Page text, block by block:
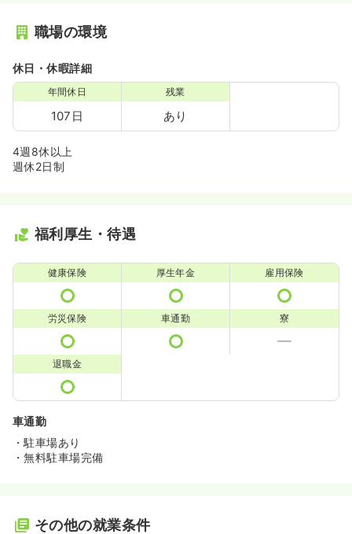
職場の環境
休日・休暇詳細
年間休日
107日
残業
あり
4週8休以上
週休2日制
福利厚生・待遇
健康保険 厚生年金 雇用保険
労災保険 車通勤 寮
退職金
車通勤
・駐車場あり
・無料駐車場完備
その他の就業条件